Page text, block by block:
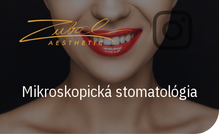
Mikroskopická stomatológia